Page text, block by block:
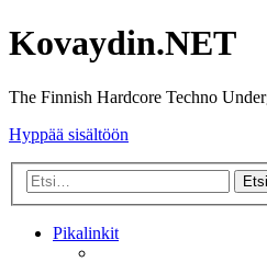
Kovaydin.NET
The Finnish Hardcore Techno
Hyppää sisältöön
Etsi
Pikalinkit